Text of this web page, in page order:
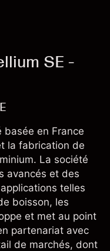
SE -
basée en France
la fabrication de
La société
avancés et des
telles
boisson, les
et met au point
partenariat avec
de marchés, dont